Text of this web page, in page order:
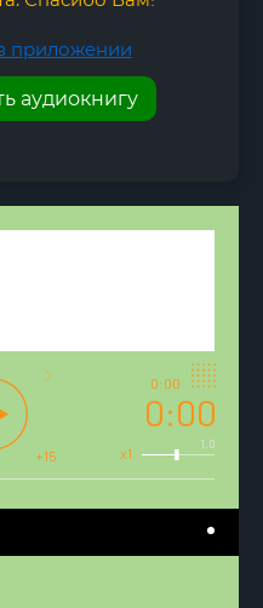
приложении
аудиокнигу
0:00
0:00
1.0
x1
+15